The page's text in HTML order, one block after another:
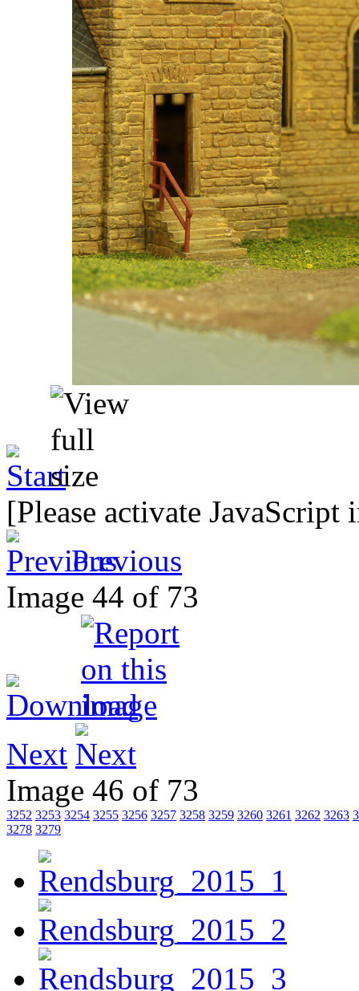
[Please activate
Previous
Image 44 of 73
Next
Image 46 of 73
3252 3253 3254 3255 3256 3257 3258 3259 3260 3261 3262 3263
3278 3279